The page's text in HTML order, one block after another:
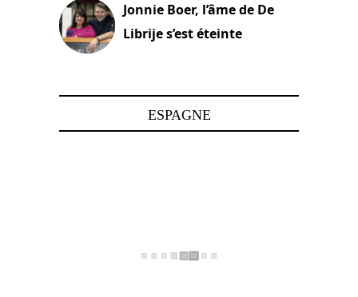
Jonnie Boer, l’âme de De
Librije s’est éteinte
ESPAGNE